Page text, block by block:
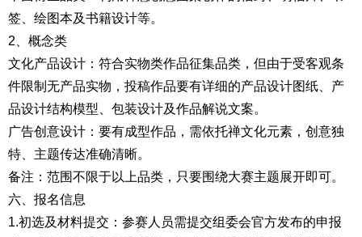
签、绘图本及书籍设计等。
2、概念类
文化产品设计：符合实物类作品征集品类，但由于受客观条
件限制无产品实物，投稿作品要有详细的产品设计图纸、产
品设计结构模型、包装设计及作品解说文案。
广告创意设计：要有成型作品，需依托禅文化元素，创意独
特、主题传达准确清晰。
备注：范围不限于以上品类，只要围绕大赛主题展开即可。
六、报名信息
1.初选及材料提交：参赛人员需提交组委会官方发布的申报